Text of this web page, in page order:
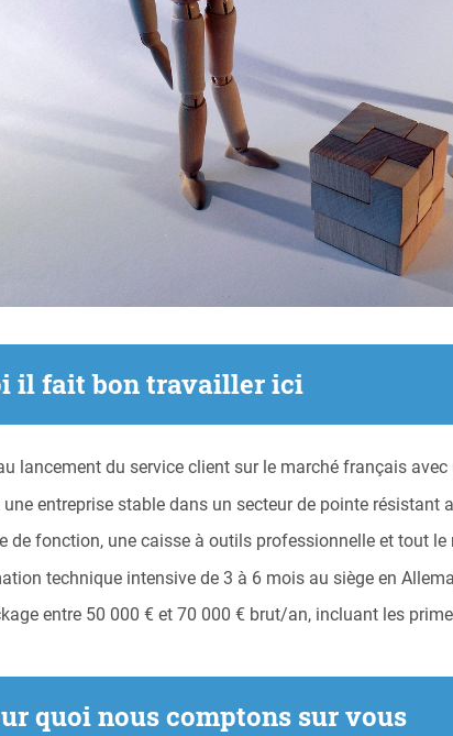
il fait bon travailler ici
lancement du service client sur le marché français
une entreprise stable dans un secteur de pointe résistant
de fonction, une caisse à outils professionnelle et tout
technique intensive de 3 à 6 mois au siège en
entre 50 000 € et 70 000 € brut/an, incluant les
quoi nous comptons sur vous